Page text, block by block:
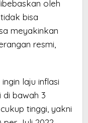
oleh
bisa
meyakinkan
resmi,
laju inflasi
bawah 3
tinggi, yakni